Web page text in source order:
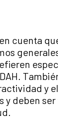
cuenta
y
deben ser